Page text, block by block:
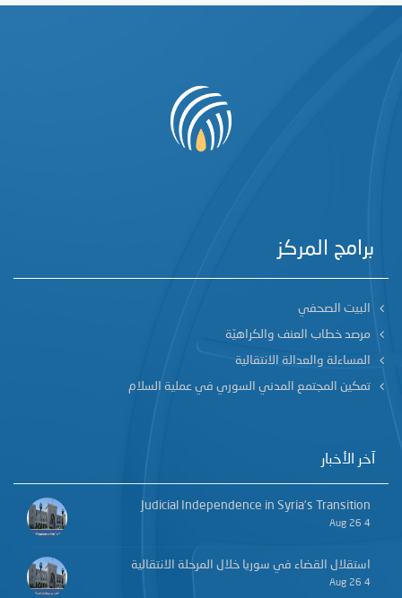
برامج المركز
البيت الصحفي
مرصد خطاب العنف والكراهيّة
المساءلة والعدالة الانتقالية
تمكين المجتمع المدني السوري في عملية السلام
آخر الأخبار
Judicial Independence in Syria’s Transition
4 Aug 26
استقلال القضاء في سوريا خلال المرحلة الانتقالية
4 Aug 26